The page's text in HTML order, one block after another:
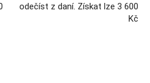
odečíst z daní. Získat lze 3 600
Kč